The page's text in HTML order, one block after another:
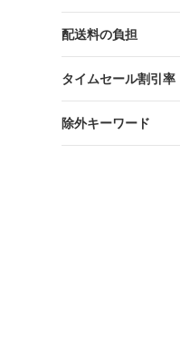
配送料の負担
タイムセール割引率
除外キーワード